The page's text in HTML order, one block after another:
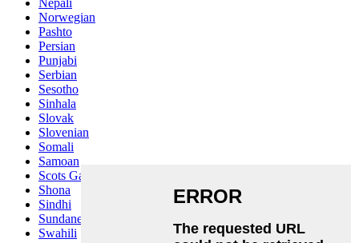
Nepali
Norwegian
Pashto
Persian
Punjabi
Serbian
Sesotho
Sinhala
Slovak
Slovenian
Somali
Samoan
Scots Gaelic
Shona
Sindhi
Sundanese
Swahili